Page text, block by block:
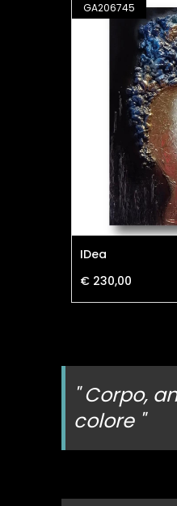
GA206745
IDea
€ 230,00
" Corpo,
colore "